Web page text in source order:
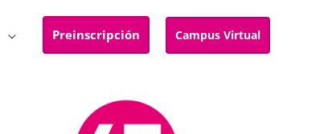
Preinscripción Campus Virtual